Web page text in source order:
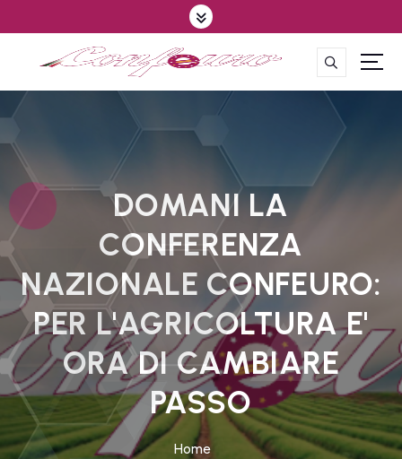
k
t
t
DOMANI LA
CONFERENZA
NAZIONALE CONFEURO:
PER L'AGRICOLTURA E'
ORA DI CAMBIARE
PASSO
Home